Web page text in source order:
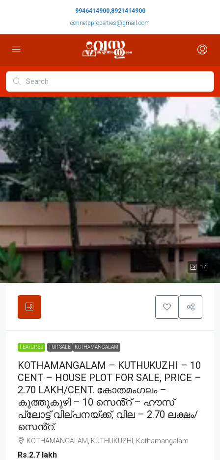
9946414900,8921414900
connetpproperties@gmail.com
14
FEATURED FOR SALE KOTHAMANGALAM
KOTHAMANGALAM – KUTHUKUZHI – 10
CENT – HOUSE PLOT FOR SALE, PRICE –
2.70 LAKH/CENT. കോതമംഗലം –
കുത്തുകുഴി – 10 സെൻ്റ് – ഹൗസ്
പ്ലോട്ട് വില്പനയ്ക്ക്, വില – 2.70 ലക്ഷം/
സെൻ്റ്.
KOTHAMANGALAM, KUTHUKUZHI, Kothamangalam
Rs.2.7 lakh